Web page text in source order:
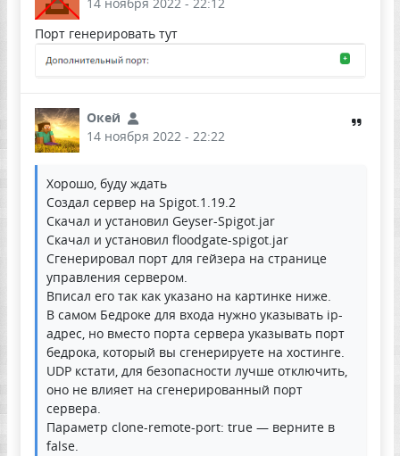
Порт генерировать тут
Окей
14 ноября 2022 - 22:22
Хорошо, буду ждать
Создал сервер на Spigot.1.19.2
Скачал и установил Geyser-Spigot.jar
Скачал и установил floodgate-spigot.jar
Сгенерировал порт для гейзера на странице
управления сервером.
Вписал его так как указано на картинке ниже.
В самом Бедроке для входа нужно указывать ip-
адрес, но вместо порта сервера указывать порт
бедрока, который вы сгенерируете на хостинге.
UDP кстати, для безопасности лучше отключить,
оно не влияет на сгенерированный порт
сервера.
Параметр clone-remote-port: true — верните в
false.